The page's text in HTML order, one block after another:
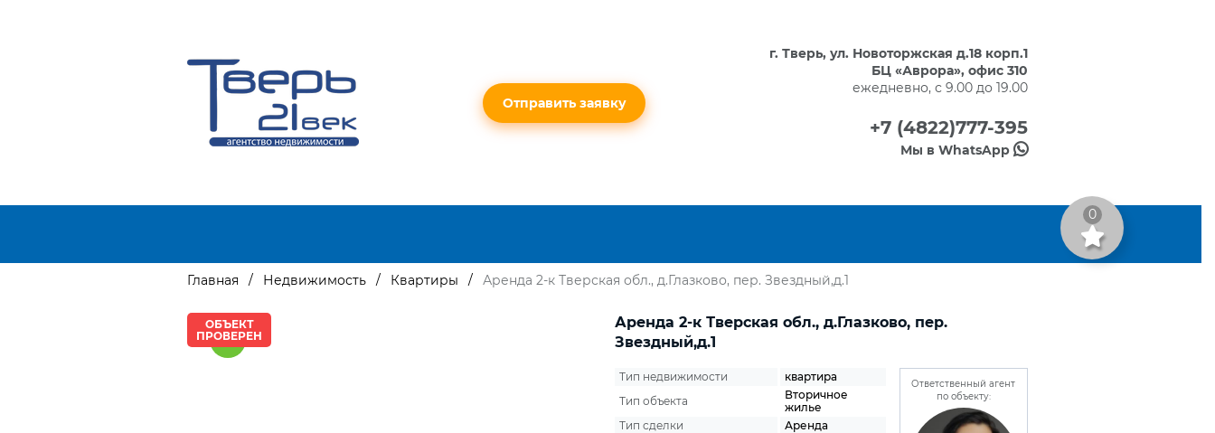
Отправить заявку
г. Тверь, ул. Новоторжская д.18 корп.1
БЦ «Аврора», офис 310
ежедневно, с 9.00 до 19.00
+7 (4822)777-395
Мы в WhatsApp
Главная Недвижимость Квартиры Аренда 2-к Тверская обл., д.Глазково, пер. Звездный,д.1
NEW
ОБЪЕКТ
ПРОВЕРЕН
Аренда 2-к Тверская обл., д.Глазково, пер.
Звездный,д.1
Тип недвижимости
квартира
Тип объекта
Вторичное
жилье
Тип сделки
Аренда
Ответственный агент
по объекту:
0